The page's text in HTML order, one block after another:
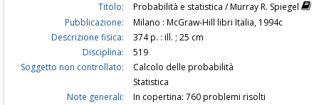
Titolo:
Probabilità e statistica / Murray R. Spiegel
Pubblicazione:
Milano : McGraw-Hill libri Italia, 1994c
Descrizione fisica:
374 p. : ill. ; 25 cm
Disciplina:
519
Soggetto non controllato:
Calcolo delle probabilità
Statistica
Note generali:
In copertina: 760 problemi risolti